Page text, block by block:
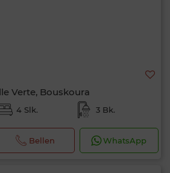
Verte, Bouskoura
4 Slk. 3 Bk.
Bellen WhatsApp